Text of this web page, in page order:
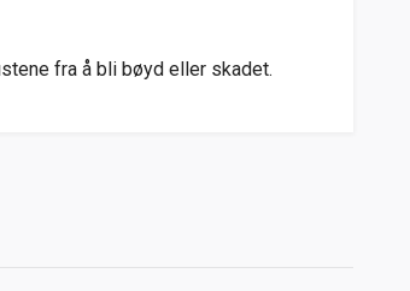
fra å bli bøyd eller skadet.